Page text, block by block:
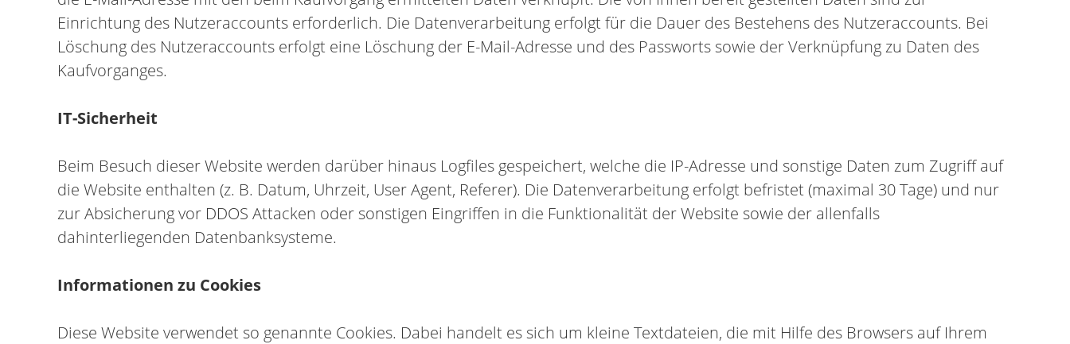
Einrichtung des Nutzeraccounts erforderlich. Die Datenverarbeitung erfolgt für die Dauer des Bestehens des Nutzeraccounts. Bei
Löschung des Nutzeraccounts erfolgt eine Löschung der E-Mail-Adresse und des Passworts sowie der Verknüpfung zu Daten des
Kaufvorganges.
IT-Sicherheit
Beim Besuch dieser Website werden darüber hinaus Logfiles gespeichert, welche die IP-Adresse und sonstige Daten zum Zugriff auf
die Website enthalten (z. B. Datum, Uhrzeit, User Agent, Referer). Die Datenverarbeitung erfolgt befristet (maximal 30 Tage) und nur
zur Absicherung vor DDOS Attacken oder sonstigen Eingriffen in die Funktionalität der Website sowie der allenfalls
dahinterliegenden Datenbanksysteme.
Informationen zu Cookies
Diese Website verwendet so genannte Cookies. Dabei handelt es sich um kleine Textdateien, die mit Hilfe des Browsers auf Ihrem